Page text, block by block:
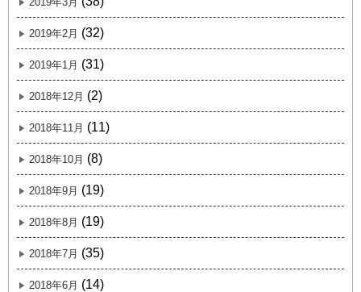
2019年2月 (32)
2019年1月 (31)
2018年12月 (2)
2018年11月 (11)
2018年10月 (8)
2018年9月 (19)
2018年8月 (19)
2018年7月 (35)
2018年6月 (14)